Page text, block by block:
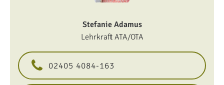
Stefanie Adamus
Lehrkraft ATA/OTA
02405 4084-163